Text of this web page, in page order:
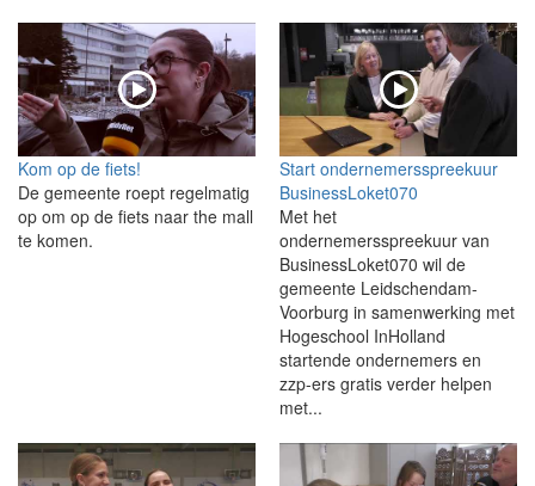
Kom op de fiets!
De gemeente roept regelmatig
op om op de fiets naar the mall
te komen.
Start ondernemersspreekuur
BusinessLoket070
Met het
ondernemersspreekuur van
BusinessLoket070 wil de
gemeente Leidschendam-
Voorburg in samenwerking met
Hogeschool InHolland
startende ondernemers en
zzp-ers gratis verder helpen
met...